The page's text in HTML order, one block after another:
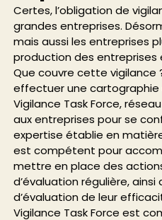
Certes, l’obligation de
grandes entreprises.
mais aussi les entreprises
production des entreprises
Que couvre cette vigilance
effectuer une cartographie
Vigilance Task Force,
aux entreprises pour se
expertise établie en
est compétent pour
mettre en place des
d’évaluation régulière,
d’évaluation de leur
Vigilance Task Force est